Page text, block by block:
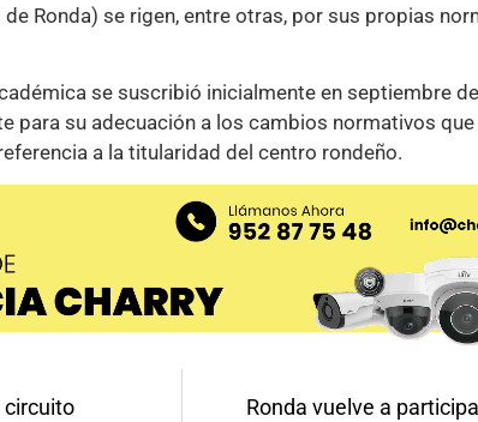
Ronda) se rigen, entre otras, por sus propias
se suscribió inicialmente en septiembre
para su adecuación a los cambios normativos
a la titularidad del centro rondeño.
circuito
Ronda vuelve a